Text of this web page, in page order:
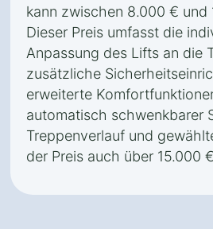
kann zwischen 8.000 € und
Dieser Preis umfasst die
Anpassung des Lifts an die
zusätzliche
erweiterte
automatisch schwenkbarer
Treppenverlauf und
der Preis auch über 15.000